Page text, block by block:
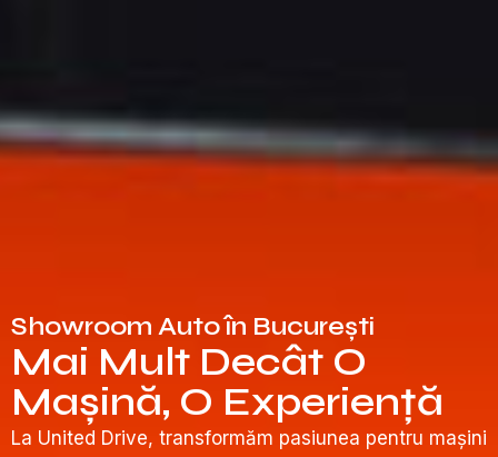
Showroom Auto în București
Mai Mult Decât O
Mașină, O Experiență
La United Drive, transformăm pasiunea pentru mașini